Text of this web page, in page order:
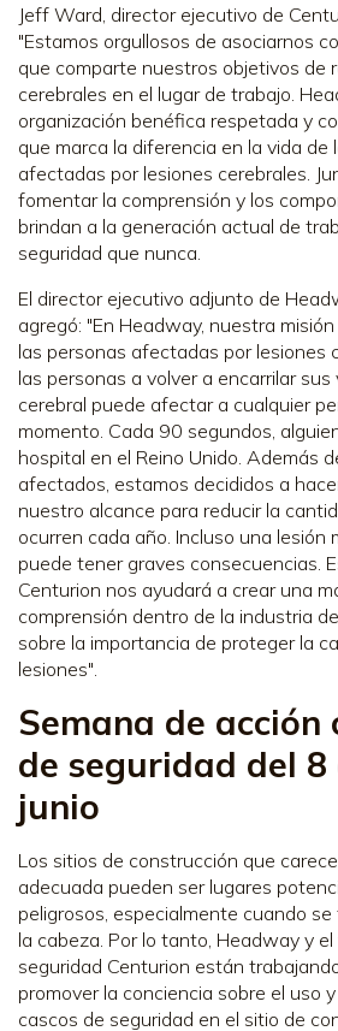
Jeff Ward, director ejecutivo de
"Estamos orgullosos de asociarnos
que comparte nuestros objetivos de
cerebrales en el lugar de trabajo.
organización benéfica respetada y
que marca la diferencia en la vida de
afectadas por lesiones cerebrales.
fomentar la comprensión y los
brindan a la generación actual de
seguridad que nunca.
El director ejecutivo adjunto de
agregó: "En Headway, nuestra
las personas afectadas por lesiones
las personas a volver a encarrilar sus
cerebral puede afectar a cualquier
momento. Cada 90 segundos,
hospital en el Reino Unido. Además
afectados, estamos decididos a
nuestro alcance para reducir la
ocurren cada año. Incluso una lesión
puede tener graves consecuencias.
Centurion nos ayudará a crear una
comprensión dentro de la industria
sobre la importancia de proteger la
lesiones".
Semana de acción
de seguridad del 8
junio
Los sitios de construcción que
adecuada pueden ser lugares
peligrosos, especialmente cuando
la cabeza. Por lo tanto, Headway y
seguridad Centurion están
promover la conciencia sobre el uso
cascos de seguridad en el sitio de